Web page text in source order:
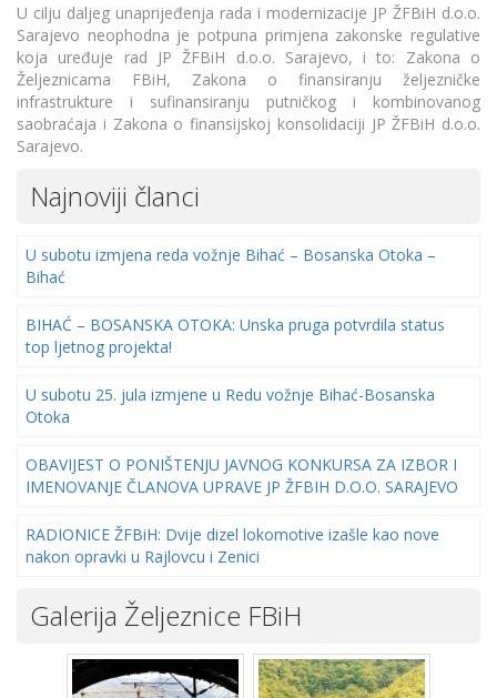
U cilju daljeg unaprijeđenja rada i modernizacije JP ŽFBiH d.o.o.
Sarajevo neophodna je potpuna primjena zakonske regulative
koja uređuje rad JP ŽFBiH d.o.o. Sarajevo, i to: Zakona o
Željeznicama FBiH, Zakona o finansiranju željezničke
infrastrukture i sufinansiranju putničkog i kombinovanog
saobraćaja i Zakona o finansijskoj konsolidaciji JP ŽFBiH d.o.o.
Sarajevo.
Najnoviji članci
U subotu izmjena reda vožnje Bihać – Bosanska Otoka –
Bihać
BIHAĆ – BOSANSKA OTOKA: Unska pruga potvrdila status
top ljetnog projekta!
U subotu 25. jula izmjene u Redu vožnje Bihać-Bosanska
Otoka
OBAVIJEST O PONIŠTENJU JAVNOG KONKURSA ZA IZBOR I
IMENOVANJE ČLANOVA UPRAVE JP ŽFBIH D.O.O. SARAJEVO
RADIONICE ŽFBiH: Dvije dizel lokomotive izašle kao nove
nakon opravki u Rajlovcu i Zenici
Galerija Željeznice FBiH